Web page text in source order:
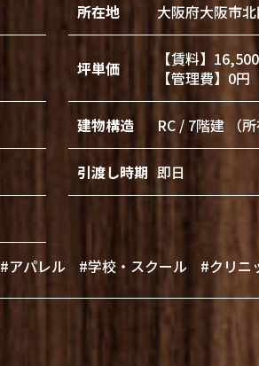
所在地 大阪府大阪市
坪単価
【賃料】
【管理費】0円
建物構造 RC / 7階建 （
引渡し時期 即日
#アパレル #学校・スクール #クリニ